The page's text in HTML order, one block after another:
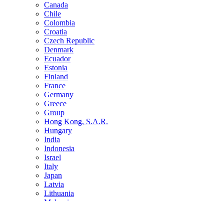
Canada
Chile
Colombia
Croatia
Czech Republic
Denmark
Ecuador
Estonia
Finland
France
Germany
Greece
Group
Hong Kong, S.A.R.
Hungary
India
Indonesia
Israel
Italy
Japan
Latvia
Lithuania